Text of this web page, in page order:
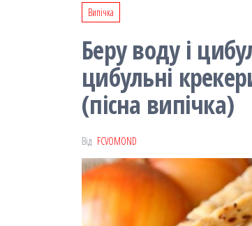
Випічка
Беру воду і
цибульні
(пісна випічка)
Від FCVOMOND